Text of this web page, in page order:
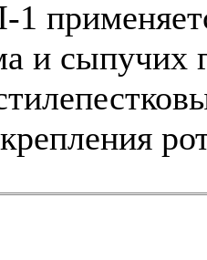
и сыпучих